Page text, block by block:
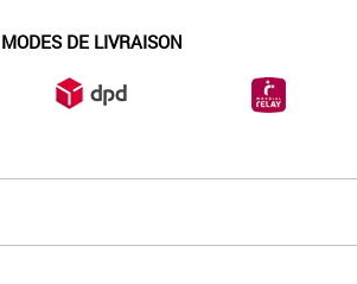
MODES DE LIVRAISON